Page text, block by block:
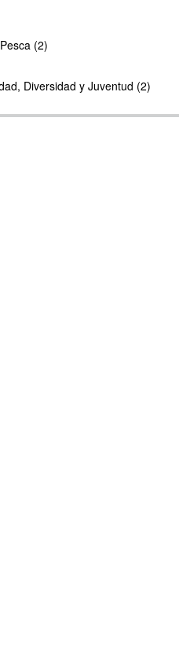
(2)
Diversidad y Juventud (2)